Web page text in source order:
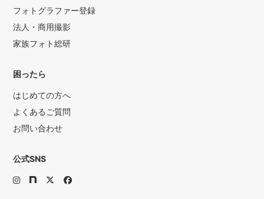
フォトグラファー登録
法人・商用撮影
家族フォト総研
困ったら
はじめての方へ
よくあるご質問
お問い合わせ
公式SNS